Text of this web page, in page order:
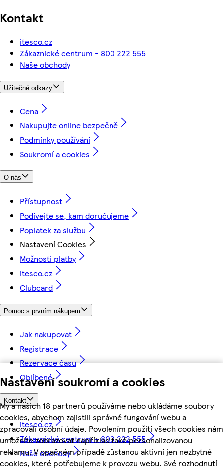
Nastavení soukromí a cookies
My a našich 18 partnerů používáme nebo ukládáme soubory
cookies, abychom zajistili správné fungování webu a
zpracovali osobní údaje. Povolením použití všech cookies nám
umožníte zobrazovat například také personalizovanou
reklamu. V opačném případě zůstanou aktivní jen nezbytné
cookies, které potřebujeme k provozu webu. Své rozhodnutí
Kontakt
itesco.cz
Zákaznické centrum - 800 222 555
Naše obchody
Užitečné odkazy
Cena
Nakupujte online bezpečně
Podmínky používání
Soukromí a cookies
O nás
Přístupnost
Podívejte se, kam doručujeme
Poplatek za službu
Nastavení Cookies
Možnosti platby
itesco.cz
Clubcard
Pomoc s prvním nákupem
Jak nakupovat
Registrace
Rezervace času
Oblíbené
Kontakt
itesco.cz
Zákaznické centrum - 800 222 555
Naše obchody